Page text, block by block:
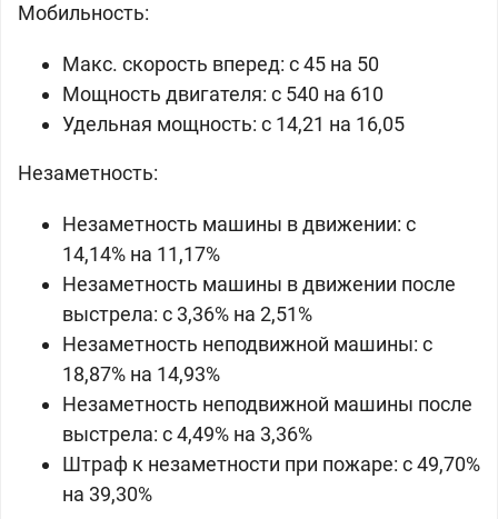
Мобильность:
Макс. скорость вперед: c 45 на 50
Мощность двигателя: c 540 на 610
Удельная мощность: c 14,21 на 16,05
Незаметность:
Незаметность машины в движении: c
14,14% на 11,17%
Незаметность машины в движении после
выстрела: c 3,36% на 2,51%
Незаметность неподвижной машины: c
18,87% на 14,93%
Незаметность неподвижной машины после
выстрела: c 4,49% на 3,36%
Штраф к незаметности при пожаре: c 49,70%
на 39,30%